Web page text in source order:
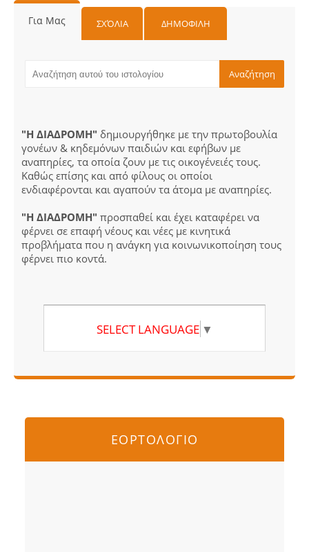
Για Μας ΣΧΌΛΙΑ ΔΗΜΟΦΙΛΗ
"Η ΔΙΑΔΡΟΜΗ" δημιουργήθηκε με την πρωτοβουλία
γονέων & κηδεμόνων παιδιών και εφήβων με
αναπηρίες, τα οποία ζουν με τις οικογένειές τους.
Καθώς επίσης και από φίλους οι οποίοι
ενδιαφέρονται και αγαπούν τα άτομα με αναπηρίες.
"Η ΔΙΑΔΡΟΜΗ" προσπαθεί και έχει καταφέρει να
φέρνει σε επαφή νέους και νέες με κινητικά
προβλήματα που η ανάγκη για κοινωνικοποίηση τους
φέρνει πιο κοντά.
SELECT LANGUAGE ▼
ΕΟΡΤΟΛΟΓΙΟ